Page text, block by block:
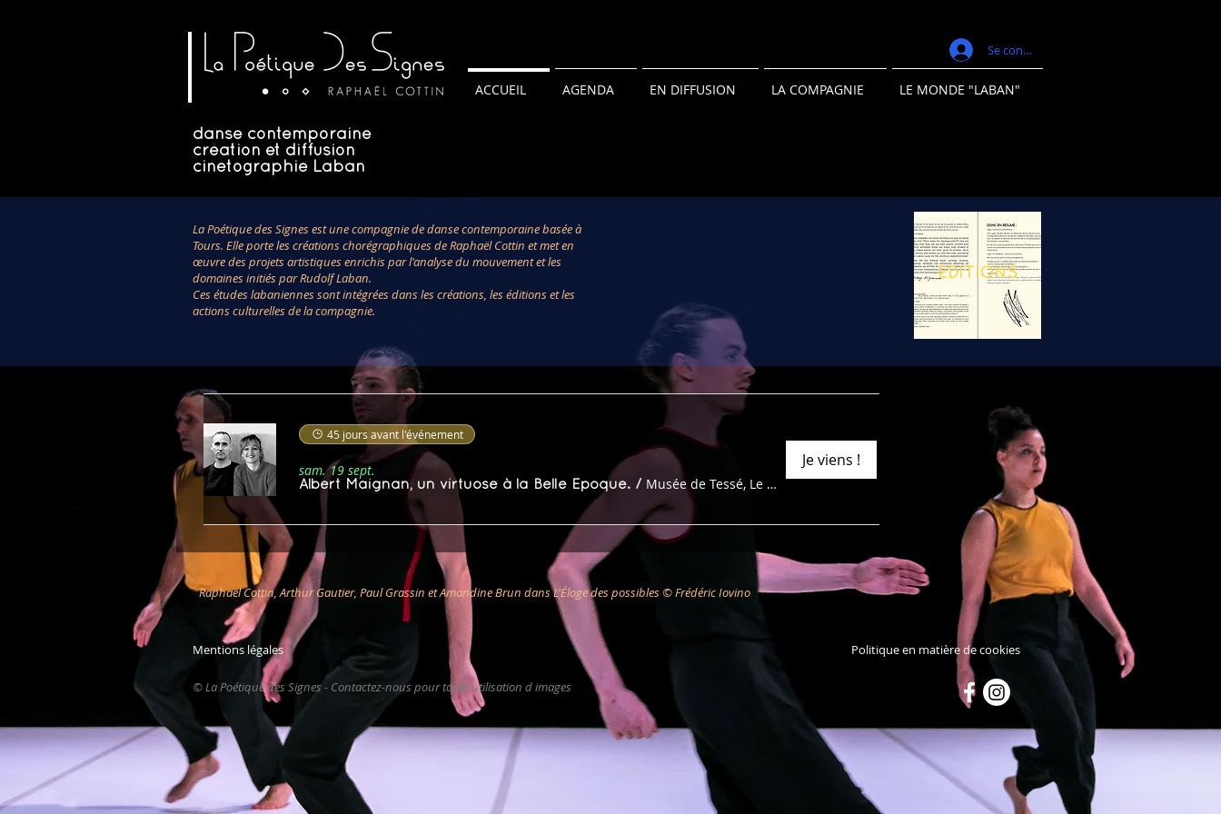
Se connecter
ACCUEIL AGENDA EN DIFFUSION LA COMPAGNIE LE MONDE "LABAN"
danse contemporaine
création et diffusion
cinétographie Laban
La Poétique des Signes est une compagnie de danse contemporaine basée à
Tours. Elle porte les créations chorégraphiques de Raphaël Cottin et met en
œuvre des projets artistiques enrichis par l'analyse du mouvement et les
domaines initiés par Rudolf Laban.
Ces études labaniennes sont intégrées dans les créations, les éditions et les
actions culturelles de la compagnie.
ÉDITIONS
45 jours avant l'événement
sam. 19 sept.
Albert Maignan, un virtuose à la Belle Époque. / Musée de Tessé, Le Mans
Je viens !
Raphaël Cottin, Arthur Gautier, Paul Grassin et Amandine Brun dans L'Éloge des possibles © Frédéric Iovino
Mentions légales
© La Poétique des Signes - Contactez-nous pour toute utilisation d images
Politique en matière de cookies